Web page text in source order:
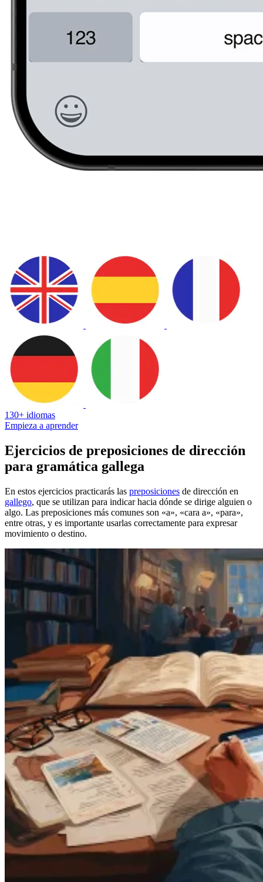
130+ idiomas
Empieza a aprender
Ejercicios de preposiciones de dirección
para gramática gallega
En estos ejercicios practicarás las preposiciones de dirección en
gallego, que se utilizan para indicar hacia dónde se dirige alguien o
algo. Las preposiciones más comunes son «a», «cara a», «para»,
entre otras, y es importante usarlas correctamente para expresar
movimiento o destino.